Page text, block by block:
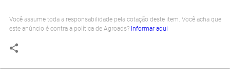
Você assume toda a responsabilidade pela cotação deste item. Você acha que
este anúncio é contra a política de Agroads? Informar aqui